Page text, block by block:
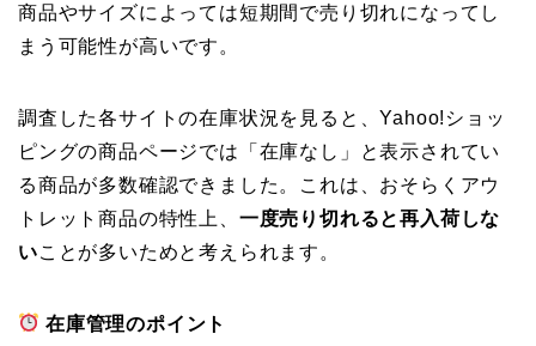
商品やサイズによっては短期間で売り切れになってし
まう可能性が高いです。
調査した各サイトの在庫状況を見ると、Yahoo!ショッ
ピングの商品ページでは「在庫なし」と表示されてい
る商品が多数確認できました。これは、おそらくアウ
トレット商品の特性上、 一度売り切れると再入荷しな
いことが多いためと考えられます。
在庫管理のポイント